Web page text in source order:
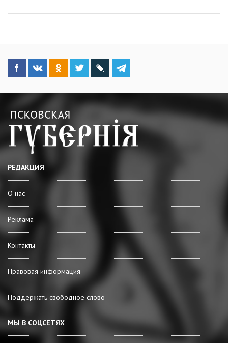
РЕДАКЦИЯ
О нас
Реклама
Контакты
Правовая информация
Поддержать свободное слово
МЫ В СОЦСЕТЯХ